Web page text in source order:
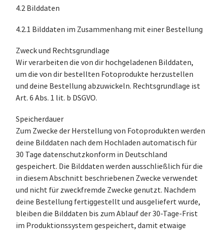
4.2 Bilddaten
4.2.1 Bilddaten im Zusammenhang mit einer Bestellung
Zweck und Rechtsgrundlage
Wir verarbeiten die von dir hochgeladenen Bilddaten,
um die von dir bestellten Fotoprodukte herzustellen
und deine Bestellung abzuwickeln. Rechtsgrundlage ist
Art. 6 Abs. 1 lit. b DSGVO.
Speicherdauer
Zum Zwecke der Herstellung von Fotoprodukten werden
deine Bilddaten nach dem Hochladen automatisch für
30 Tage datenschutzkonform in Deutschland
gespeichert. Die Bilddaten werden ausschließlich für die
in diesem Abschnitt beschriebenen Zwecke verwendet
und nicht für zweckfremde Zwecke genutzt. Nachdem
deine Bestellung fertiggestellt und ausgeliefert wurde,
bleiben die Bilddaten bis zum Ablauf der 30-Tage-Frist
im Produktionssystem gespeichert, damit etwaige